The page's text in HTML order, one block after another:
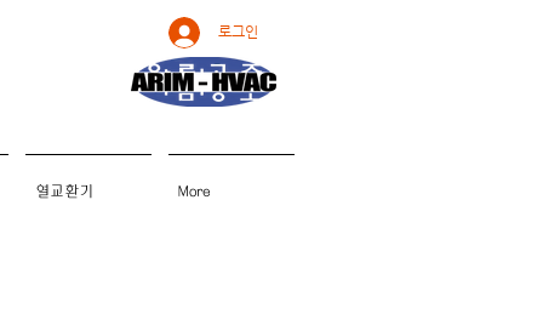
로그인
열교환기 More